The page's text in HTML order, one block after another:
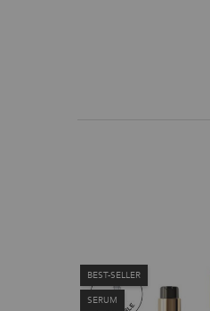
BEST-SELLER
SERUM